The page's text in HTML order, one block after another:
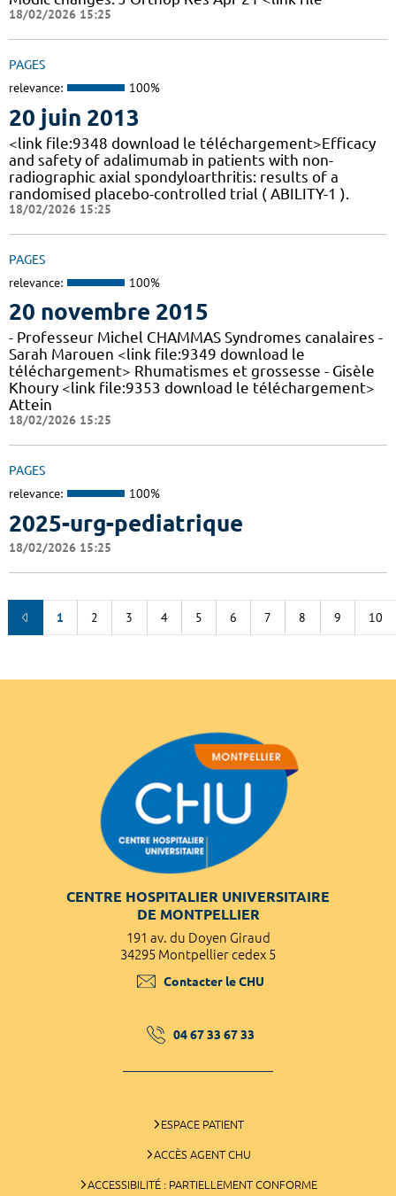
18/02/2026 15:25
PAGES
relevance: 100%
20 juin 2013
<link file:9348 download le téléchargement>Efficacy
and safety of adalimumab in patients with non-
radiographic axial spondyloarthritis: results of a
randomised placebo-controlled trial ( ABILITY-1 ).
18/02/2026 15:25
PAGES
relevance: 100%
20 novembre 2015
- Professeur Michel CHAMMAS Syndromes canalaires -
Sarah Marouen <link file:9349 download le
téléchargement> Rhumatismes et grossesse - Gisèle
Khoury <link file:9353 download le téléchargement>
Attein
18/02/2026 15:25
PAGES
relevance: 100%
2025-urg-pediatrique
18/02/2026 15:25
1 2 3 4 5 6 7 8 9 10
CENTRE HOSPITALIER UNIVERSITAIRE
DE MONTPELLIER
191 av. du Doyen Giraud
34295 Montpellier cedex 5
Contacter le CHU
04 67 33 67 33
ESPACE PATIENT
ACCÈS AGENT CHU
ACCESSIBILITÉ : PARTIELLEMENT CONFORME